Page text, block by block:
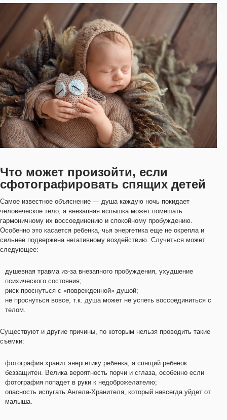
Что может произойти, если
сфотографировать спящих детей
Самое известное объяснение — душа каждую ночь покидает
человеческое тело, а внезапная вспышка может помешать
гармоничному их воссоединению и спокойному пробуждению.
Особенно это касается ребенка, чья энергетика еще не окрепла и
сильнее подвержена негативному воздействию. Случиться может
следующее:
душевная травма из-за внезапного пробуждения, ухудшение
психического состояния;
риск проснуться с «поврежденной» душой;
не проснуться вовсе, т.к. душа может не успеть воссоединиться с
телом.
Существуют и другие причины, по которым нельзя проводить такие
съемки:
фотография хранит энергетику ребенка, а спящий ребенок
беззащитен. Велика вероятность порчи и сглаза, особенно если
фотография попадет в руки к недоброжелателю;
опасность испугать Ангела-Хранителя, который навсегда уйдет от
малыша.